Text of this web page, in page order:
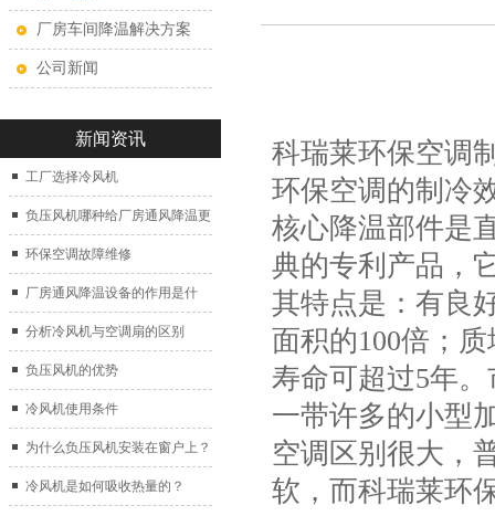
厂房车间降温解决方案
公司新闻
新闻资讯
工厂选择冷风机
负压风机哪种给厂房通风降温更
好？
环保空调故障维修
厂房通风降温设备的作用是什
么？
分析冷风机与空调扇的区别
负压风机的优势
冷风机使用条件
为什么负压风机安装在窗户上？
冷风机是如何吸收热量的？
科瑞莱环保空调
环保空调的制冷
核心降温部件是
典的专利产品，
其特点是：有良
面积的100倍；
寿命可超过5年
一带许多的小型
空调区别很大，
软，而科瑞莱环